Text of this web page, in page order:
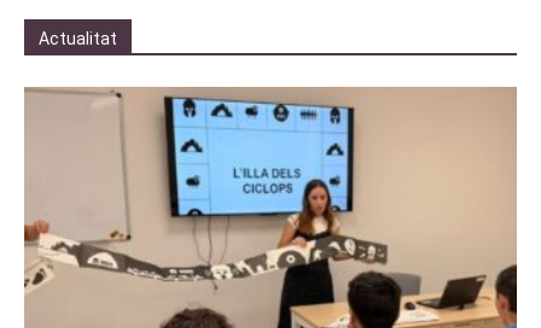
Actualitat